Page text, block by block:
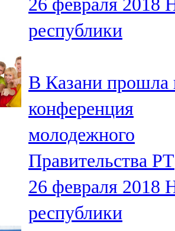
107,9 FM
Лениногорский
Мамадыш
106,2 FM
Минзәлә
107,3 FM
Мөслим
100,0 FM
26 февраля 2018
республики
В Казани прошла
конференция
молодежного
Правительства РТ
26 февраля 2018
республики